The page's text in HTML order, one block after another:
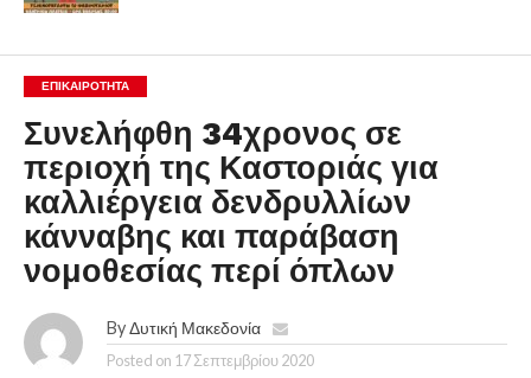
ΕΠΙΚΑΙΡΟΤΗΤΑ
Συνελήφθη 34χρονος σε
περιοχή της Καστοριάς για
καλλιέργεια δενδρυλλίων
κάνναβης και παράβαση
νομοθεσίας περί όπλων
By Δυτική Μακεδονία
Posted on 17 Σεπτεμβρίου 2020